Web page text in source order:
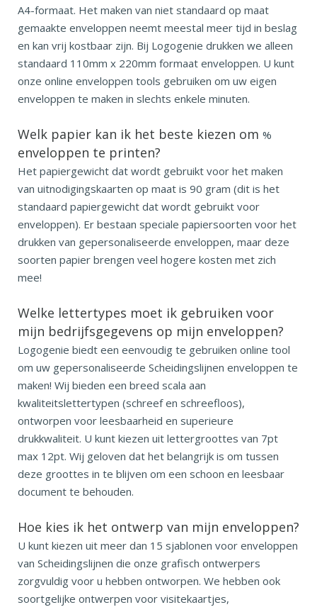
A4-formaat. Het maken van niet standaard op maat
gemaakte enveloppen neemt meestal meer tijd in beslag
en kan vrij kostbaar zijn. Bij Logogenie drukken we alleen
standaard 110mm x 220mm formaat enveloppen. U kunt
onze online enveloppen tools gebruiken om uw eigen
enveloppen te maken in slechts enkele minuten.
Welk papier kan ik het beste kiezen om %
enveloppen te printen?
Het papiergewicht dat wordt gebruikt voor het maken
van uitnodigingskaarten op maat is 90 gram (dit is het
standaard papiergewicht dat wordt gebruikt voor
enveloppen). Er bestaan speciale papiersoorten voor het
drukken van gepersonaliseerde enveloppen, maar deze
soorten papier brengen veel hogere kosten met zich
mee!
Welke lettertypes moet ik gebruiken voor
mijn bedrijfsgegevens op mijn enveloppen?
Logogenie biedt een eenvoudig te gebruiken online tool
om uw gepersonaliseerde Scheidingslijnen enveloppen te
maken! Wij bieden een breed scala aan
kwaliteitslettertypen (schreef en schreefloos),
ontworpen voor leesbaarheid en superieure
drukkwaliteit. U kunt kiezen uit lettergroottes van 7pt
max 12pt. Wij geloven dat het belangrijk is om tussen
deze groottes in te blijven om een schoon en leesbaar
document te behouden.
Hoe kies ik het ontwerp van mijn enveloppen?
U kunt kiezen uit meer dan 15 sjablonen voor enveloppen
van Scheidingslijnen die onze grafisch ontwerpers
zorgvuldig voor u hebben ontworpen. We hebben ook
soortgelijke ontwerpen voor visitekaartjes,